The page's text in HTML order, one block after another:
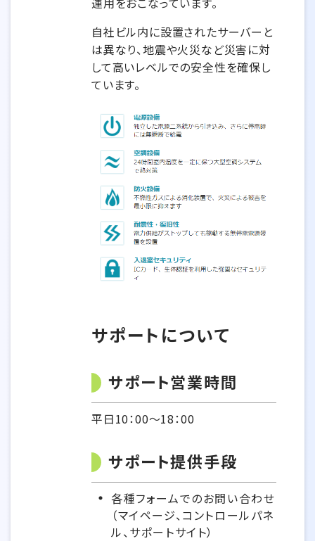
自社ビル内に設置されたサーバーと
は異なり、地震や火災など災害に対
して高いレベルでの安全性を確保し
ています。
サポートについて
サポート営業時間
平日10：00～18：00
サポート提供手段
各種フォームでのお問い合わせ
（マイページ、コントロールパネ
ル、サポートサイト）